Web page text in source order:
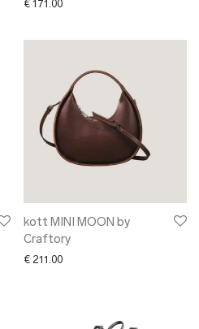
€ 171.00
kott MINI MOON by
Craftory
€ 211.00